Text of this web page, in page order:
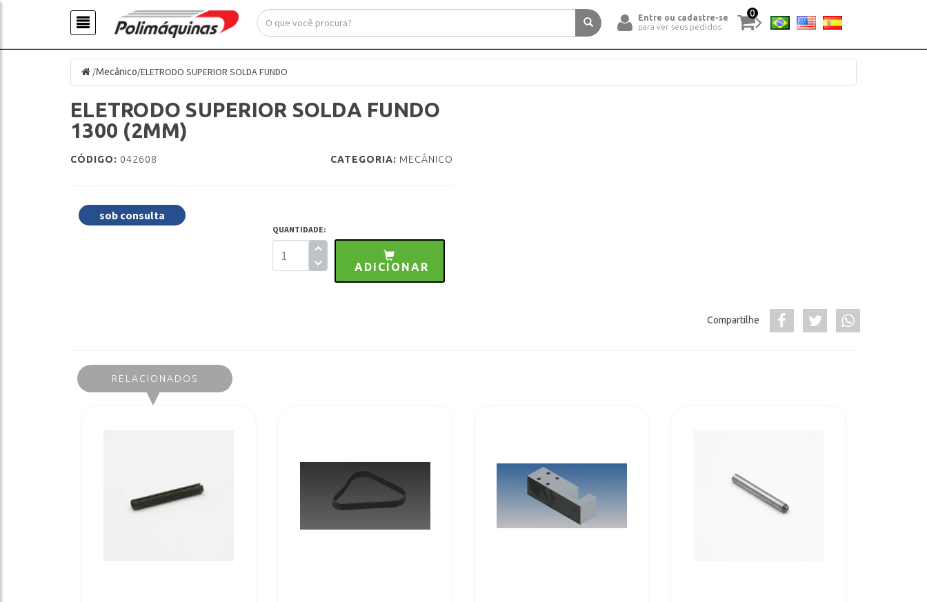
Entre ou cadastre-se
para ver seus pedidos
0
/Mecânico/ELETRODO SUPERIOR SOLDA FUNDO
ELETRODO SUPERIOR SOLDA FUNDO
1300 (2MM)
CÓDIGO: 042608 CATEGORIA: MECÂNICO
sob consulta
QUANTIDADE:
ADICIONAR
Compartilhe
RELACIONADOS